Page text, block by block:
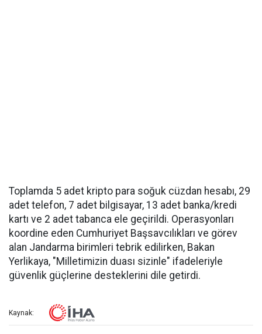
Toplamda 5 adet kripto para soğuk cüzdan hesabı, 29
adet telefon, 7 adet bilgisayar, 13 adet banka/kredi
kartı ve 2 adet tabanca ele geçirildi. Operasyonları
koordine eden Cumhuriyet Başsavcılıkları ve görev
alan Jandarma birimleri tebrik edilirken, Bakan
Yerlikaya, "Milletimizin duası sizinle" ifadeleriyle
güvenlik güçlerine desteklerini dile getirdi.
Kaynak: